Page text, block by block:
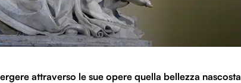
attraverso le sue opere quella bellezza nascosta